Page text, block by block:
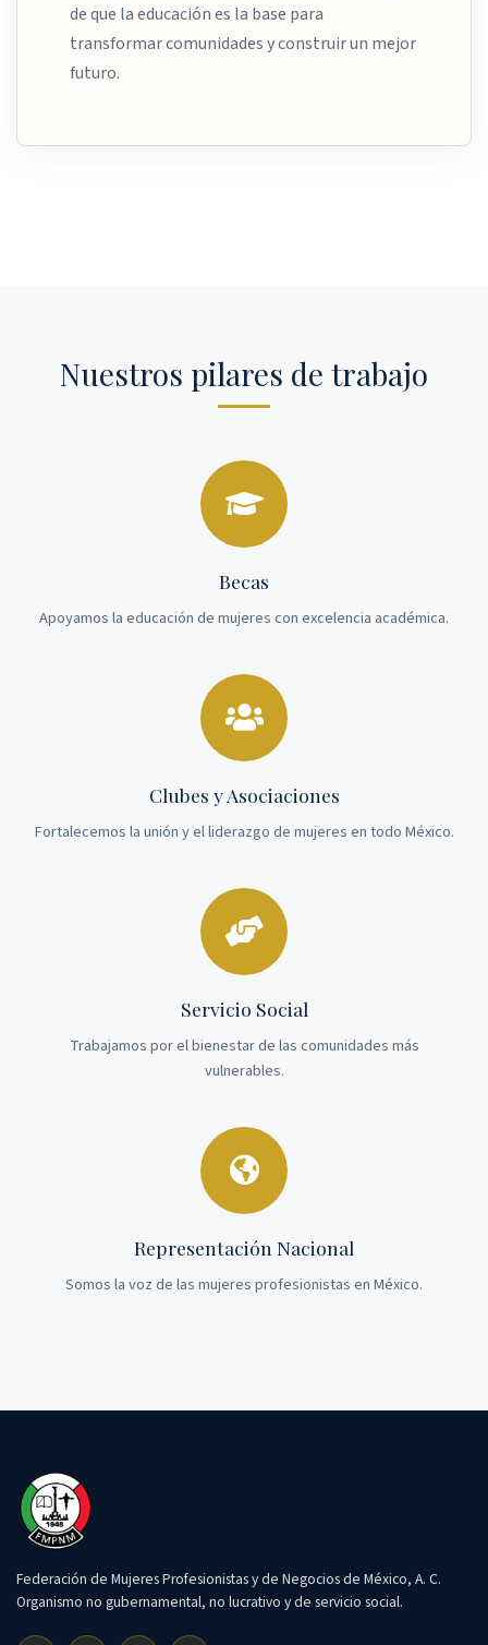
de que la educación es la base para
transformar comunidades y construir un mejor
futuro.
Nuestros pilares de trabajo
Becas
Apoyamos la educación de mujeres con excelencia académica.
Clubes y Asociaciones
Fortalecemos la unión y el liderazgo de mujeres en todo México.
Servicio Social
Trabajamos por el bienestar de las comunidades más
vulnerables.
Representación Nacional
Somos la voz de las mujeres profesionistas en México.
Federación de Mujeres Profesionistas y de Negocios de México, A. C.
Organismo no gubernamental, no lucrativo y de servicio social.